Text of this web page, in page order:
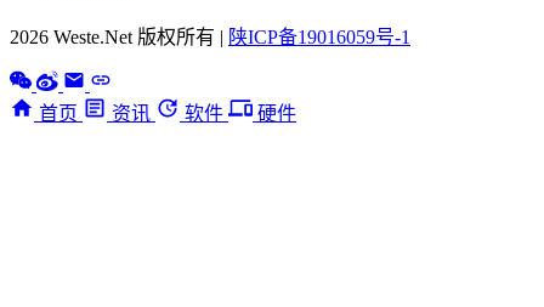
2026 Weste.Net 版权所有 | 陕ICP备19016059号-1
首页 资讯 软件 硬件